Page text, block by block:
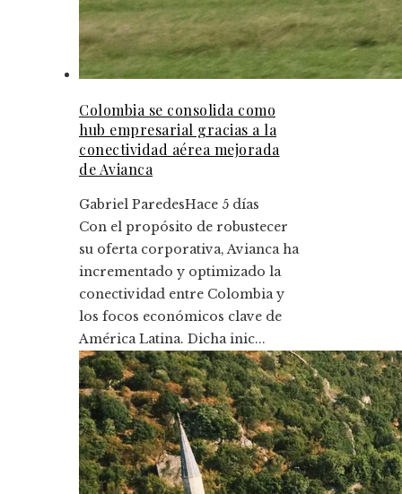
Colombia se consolida como
hub empresarial gracias a la
conectividad aérea mejorada
de Avianca
Gabriel ParedesHace 5 días
Con el propósito de robustecer
su oferta corporativa, Avianca ha
incrementado y optimizado la
conectividad entre Colombia y
los focos económicos clave de
América Latina. Dicha inic...